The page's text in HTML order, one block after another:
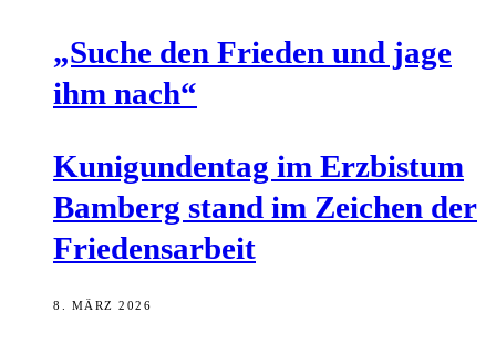
„Suche den Frie­den und jage
ihm nach“
Kuni­gun­den­tag im Erz­bis­tum
Bam­berg stand im Zei­chen der
Friedensarbeit
8. MÄRZ 2026